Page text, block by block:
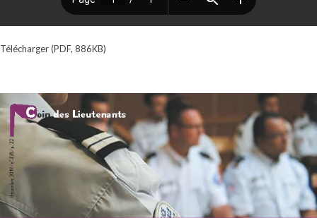
Télécharger (PDF, 886KB)